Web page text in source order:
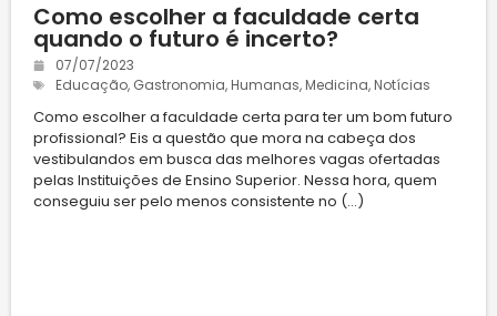
Como escolher a faculdade certa
quando o futuro é incerto?
07/07/2023
Educação, Gastronomia, Humanas, Medicina, Notícias
Como escolher a faculdade certa para ter um bom futuro
profissional? Eis a questão que mora na cabeça dos
vestibulandos em busca das melhores vagas ofertadas
pelas Instituições de Ensino Superior. Nessa hora, quem
conseguiu ser pelo menos consistente no (...)